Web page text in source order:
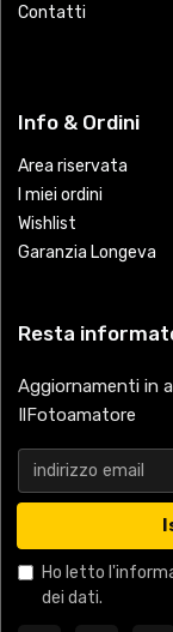
Contatti
Info & Ordini
Area riservata
I miei ordini
Wishlist
Garanzia Longeva
Resta
Aggiornamenti in
IlFotoamatore
Ho letto
dei dati.